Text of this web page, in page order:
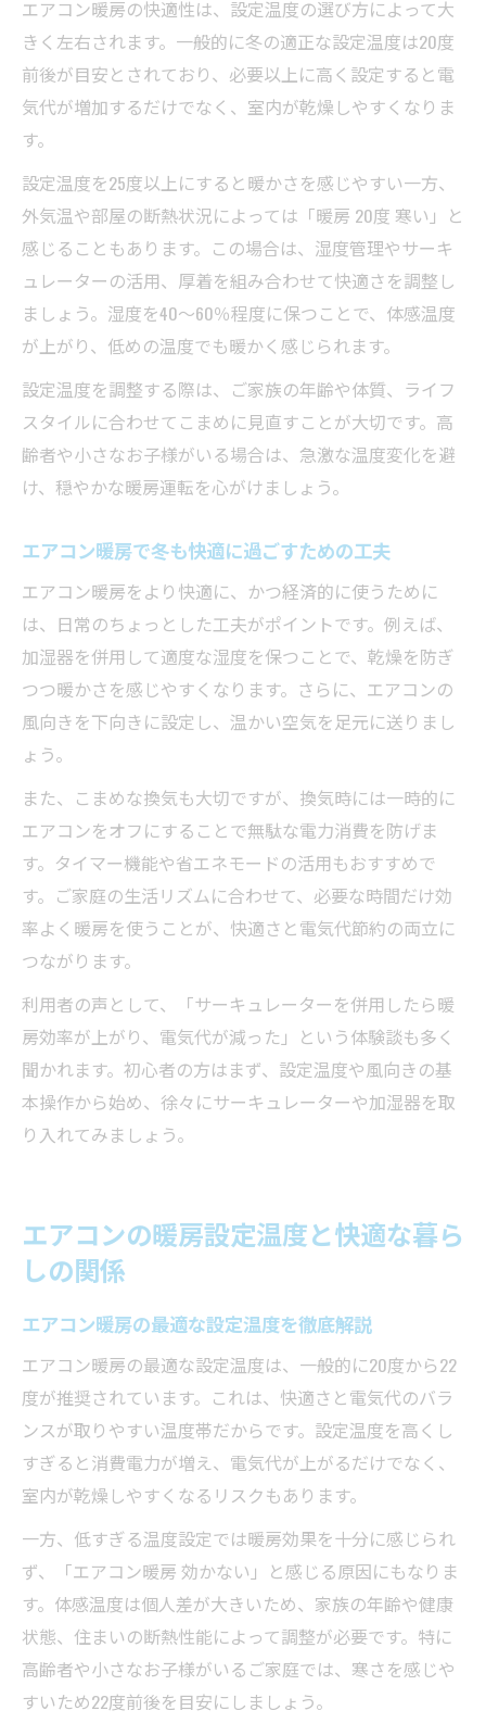
エアコン暖房の快適性は、設定温度の選び方によって大
きく左右されます。一般的に冬の適正な設定温度は20度
前後が目安とされており、必要以上に高く設定すると電
気代が増加するだけでなく、室内が乾燥しやすくなりま
す。
設定温度を25度以上にすると暖かさを感じやすい一方、
外気温や部屋の断熱状況によっては「暖房 20度 寒い」と
感じることもあります。この場合は、湿度管理やサーキ
ュレーターの活用、厚着を組み合わせて快適さを調整し
ましょう。湿度を40～60％程度に保つことで、体感温度
が上がり、低めの温度でも暖かく感じられます。
設定温度を調整する際は、ご家族の年齢や体質、ライフ
スタイルに合わせてこまめに見直すことが大切です。高
齢者や小さなお子様がいる場合は、急激な温度変化を避
け、穏やかな暖房運転を心がけましょう。
エアコン暖房で冬も快適に過ごすための工夫
エアコン暖房をより快適に、かつ経済的に使うために
は、日常のちょっとした工夫がポイントです。例えば、
加湿器を併用して適度な湿度を保つことで、乾燥を防ぎ
つつ暖かさを感じやすくなります。さらに、エアコンの
風向きを下向きに設定し、温かい空気を足元に送りまし
ょう。
また、こまめな換気も大切ですが、換気時には一時的に
エアコンをオフにすることで無駄な電力消費を防げま
す。タイマー機能や省エネモードの活用もおすすめで
す。ご家庭の生活リズムに合わせて、必要な時間だけ効
率よく暖房を使うことが、快適さと電気代節約の両立に
つながります。
利用者の声として、「サーキュレーターを併用したら暖
房効率が上がり、電気代が減った」という体験談も多く
聞かれます。初心者の方はまず、設定温度や風向きの基
本操作から始め、徐々にサーキュレーターや加湿器を取
り入れてみましょう。
エアコンの暖房設定温度と快適な暮ら
しの関係
エアコン暖房の最適な設定温度を徹底解説
エアコン暖房の最適な設定温度は、一般的に20度から22
度が推奨されています。これは、快適さと電気代のバラ
ンスが取りやすい温度帯だからです。設定温度を高くし
すぎると消費電力が増え、電気代が上がるだけでなく、
室内が乾燥しやすくなるリスクもあります。
一方、低すぎる温度設定では暖房効果を十分に感じられ
ず、「エアコン暖房 効かない」と感じる原因にもなりま
す。体感温度は個人差が大きいため、家族の年齢や健康
状態、住まいの断熱性能によって調整が必要です。特に
高齢者や小さなお子様がいるご家庭では、寒さを感じや
すいため22度前後を目安にしましょう。